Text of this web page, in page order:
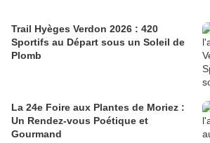
Trail Hyèges Verdon 2026 : 420
Sportifs au Départ sous un Soleil de
Plomb
La 24e Foire aux Plantes de Moriez :
Un Rendez-vous Poétique et
Gourmand